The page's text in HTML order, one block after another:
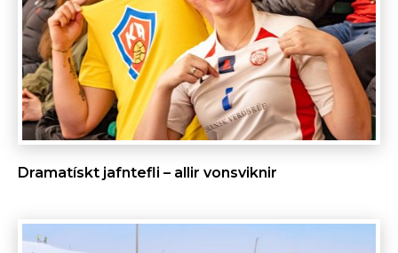
Dramatískt jafntefli – allir vonsviknir